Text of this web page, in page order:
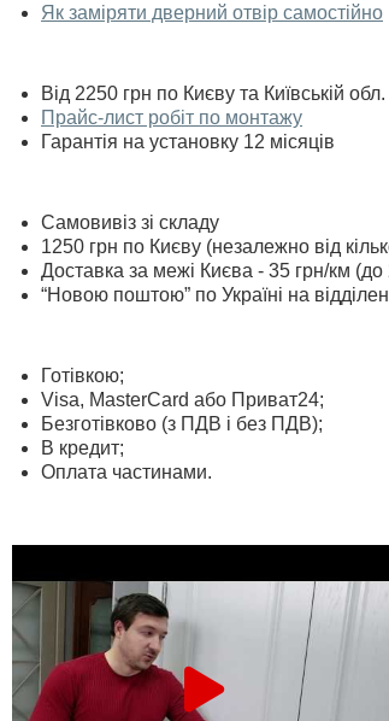
Як заміряти дверний отвір самостійно
Від 2250 грн по Києву та Київській
Прайс-лист робіт по монтажу
Гарантія на установку 12 місяців
Самовивіз зі складу
1250 грн по Києву (незалежно від
Доставка за межі Києва - 35 грн/км
“Новою поштою” по Україні на
Готівкою;
Visa, MasterСard або Приват24;
Безготівково (з ПДВ і без ПДВ);
В кредит;
Оплата частинами.